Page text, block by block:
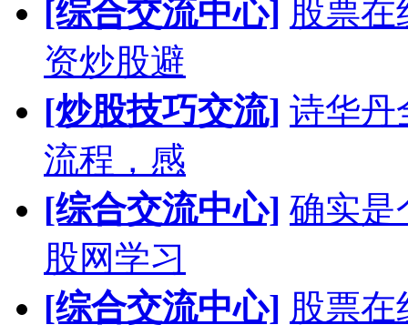
[综合交流中心] 股票
资炒股避
[炒股技巧交流] 诗华丹
流程，感
[综合交流中心] 确实是
股网学习
[综合交流中心] 股票